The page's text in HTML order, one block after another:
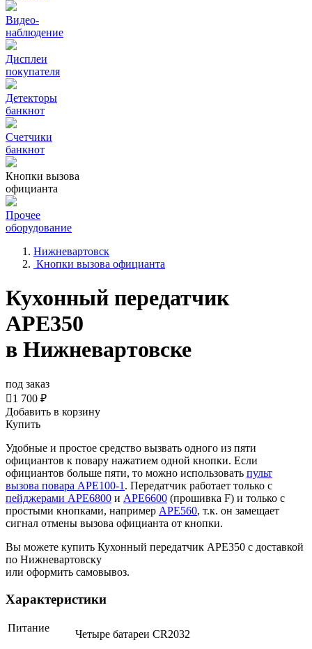
Видео‑
наблюдение
Дисплеи
покупателя
Детекторы
банкнот
Счетчики
банкнот
Кнопки вызова
официанта
Прочее
оборудование
Нижневартовск
Кнопки вызова официанта
Кухонный передатчик
APE350
в Нижневартовске
под заказ
1 700 ₽
Добавить в корзину
Купить
Удобные и простое средство вызвать одного из пяти
официантов к повару нажатием одной кнопки. Если
официантов больше пяти, то можно использовать пульт
вызова повара АРЕ100-1 . Передатчик работает только с
пейджерами АРЕ6800 и APE6600 (прошивка F) и только с
простыми кнопками, например APE560, т.к. он замещает
сигнал отмены вызова официанта от кнопки.
Вы можете купить Кухонный передатчик APE350 с доставкой
по Нижневартовску
или оформить самовывоз.
Характеристики
Питание
Четыре батареи CR2032